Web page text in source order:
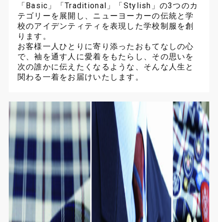
「Basic」「Traditional」「Stylish」の3つのカ
テゴリーを展開し、ニューヨーカーの伝統と学
校のアイデンティティを表現した学校制服を創
ります。
お客様一人ひとりに寄り添ったおもてなしの心
で、袖を通す人に愛着をもたらし、その思いを
次の誰かに伝えたくなるような、そんな人生と
関わる一着をお届けいたします。